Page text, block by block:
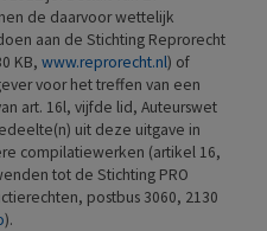
de daarvoor wettelijk
aan de Stichting Reprorecht
KB, www.reprorecht.nl) of
voor het treffen van een
art. 16l, vijfde lid, Auteurswet
uit deze uitgave in
compilatiewerken (artikel 16,
tot de Stichting PRO
postbus 3060, 2130
).